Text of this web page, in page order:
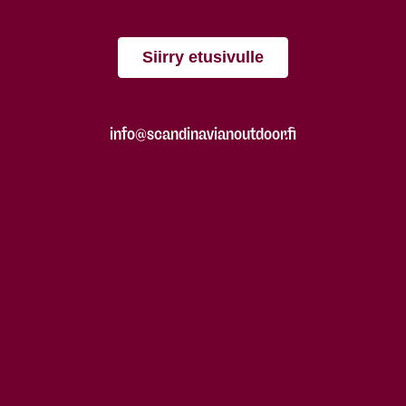
Siirry etusivulle
info@scandinavianoutdoor.fi